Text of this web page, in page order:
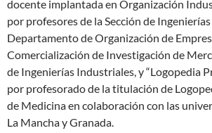
docente implantada en Organización
por profesores de la Sección de
Departamento de Organización de
Comercialización de Investigación de
de Ingenierías Industriales, y “Logopedia
por profesorado de la titulación de
de Medicina en colaboración con las
La Mancha y Granada.